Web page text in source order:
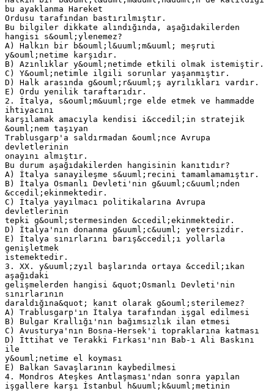
bu ayaklanma Hareket
Ordusu tarafından bastırılmıştır.
Bu bilgiler dikkate alındığında, aşağıdakilerden
hangisi s&ouml;ylenemez?
A) Halkın bir b&ouml;l&uuml;m&uuml; meşruti
y&ouml;netime karşıdır.
B) Azınlıklar y&ouml;netimde etkili olmak istemiştir.
C) Y&ouml;netimle ilgili sorunlar yaşanmıştır.
D) Halk arasında g&ouml;r&uuml;ş ayrılıkları vardır.
E) Ordu yenilik taraftarıdır.
2. İtalya, s&ouml;m&uuml;rge elde etmek ve hammadde
ihtiyacını
karşılamak amacıyla kendisi i&ccedil;in stratejik
&ouml;nem taşıyan
Trablusgarp'a saldırmadan &ouml;nce Avrupa
devletlerinin
onayını almıştır.
Bu durum aşağıdakilerden hangisinin kanıtıdır?
A) İtalya sanayileşme s&uuml;recini tamamlamamıştır.
B) İtalya Osmanlı Devleti'nin g&uuml;c&uuml;nden
&ccedil;ekinmektedir.
C) İtalya yayılmacı politikalarına Avrupa
devletlerinin
tepki g&ouml;stermesinden &ccedil;ekinmektedir.
D) İtalya'nın donanma g&uuml;c&uuml; yetersizdir.
E) İtalya sınırlarını barış&ccedil;ı yollarla
genişletmek
istemektedir.
3. XX. y&uuml;zyıl başlarında ortaya &ccedil;ıkan
aşağıdaki
gelişmelerden hangisi &quot;Osmanlı Devleti'nin
sınırlarının
daraldığına&quot; kanıt olarak g&ouml;sterilemez?
A) Trablusgarp'ın İtalya tarafından işgal edilmesi
B) Bulgar Krallığı'nın bağımsızlık ilan etmesi
C) Avusturya'nın Bosna-Hersek'i topraklarına katması
D) İttihat ve Terakki Fırkası'nın Bab-ı Ali Baskını
ile
y&ouml;netime el koyması
E) Balkan Savaşlarının kaybedilmesi
4. Mondros Ateşkes Antlaşması'ndan sonra yapılan
işgallere karşı İstanbul h&uuml;k&uuml;metinin